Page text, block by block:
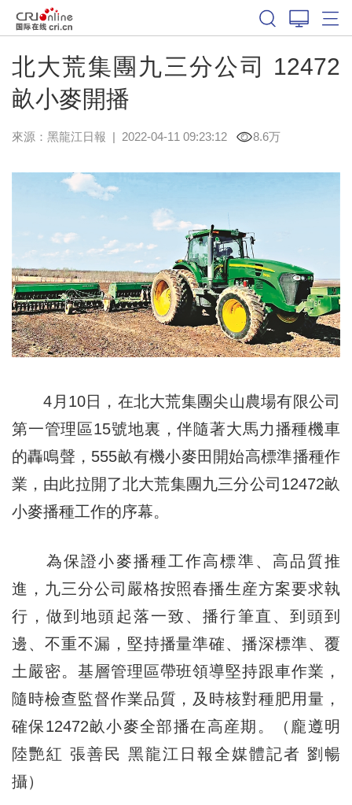
北大荒集團九三分公司 12472
畝小麥開播
來源： 黑龍江日報 | 2022-04-11 09:23:12 8.6万
4月10日，在北大荒集團尖山農場有限公司
第一管理區15號地裏，伴隨著大馬力播種機車
的轟鳴聲，555畝有機小麥田開始高標準播種作
業，由此拉開了北大荒集團九三分公司12472畝
小麥播種工作的序幕。
為保證小麥播種工作高標準、高品質推
進，九三分公司嚴格按照春播生産方案要求執
行，做到地頭起落一致、播行筆直、到頭到
邊、不重不漏，堅持播量準確、播深標準、覆
土嚴密。基層管理區帶班領導堅持跟車作業，
隨時檢查監督作業品質，及時核對種肥用量，
確保12472畝小麥全部播在高産期。（龐遵明
陸艷紅 張善民 黑龍江日報全媒體記者 劉暢
攝）